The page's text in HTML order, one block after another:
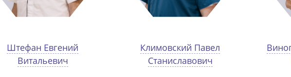
Штефан Евгений
Витальевич
Климовский Павел
Станиславович